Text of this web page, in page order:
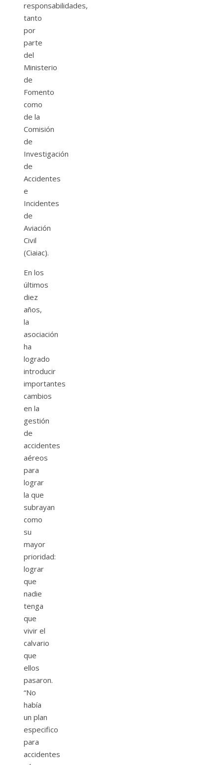
responsabilidades,
tanto
por
parte
del
Ministerio
de
Fomento
como
de la
Comisión
de
Investigación
de
Accidentes
e
Incidentes
de
Aviación
Civil
(Ciaiac).
En los
últimos
diez
años,
la
asociación
ha
logrado
introducir
importantes
cambios
en la
gestión
de
accidentes
aéreos
para
lograr
la que
subrayan
como
su
mayor
prioridad:
lograr
que
nadie
tenga
que
vivir el
calvario
que
ellos
pasaron.
“No
había
un plan
especifico
para
accidentes